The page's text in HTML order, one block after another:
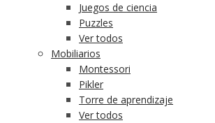
Juegos de ciencia
Puzzles
Ver todos
Mobiliarios
Montessori
Pikler
Torre de aprendizaje
Ver todos